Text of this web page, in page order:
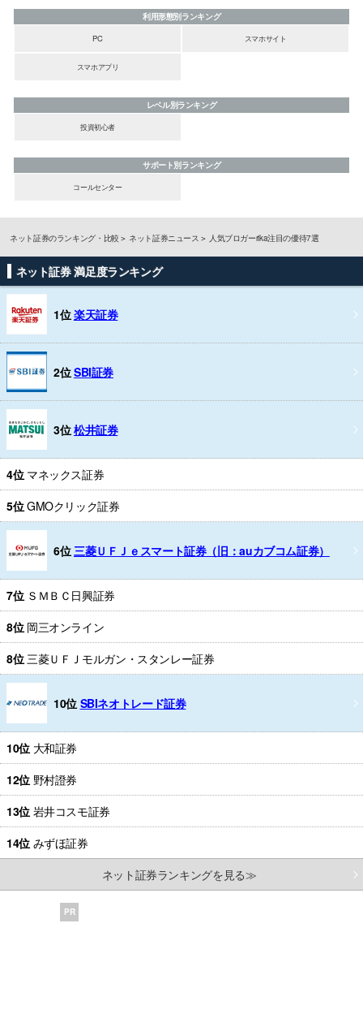
利用形態別ランキング
PC
スマホサイト
スマホアプリ
レベル別ランキング
投資初心者
サポート別ランキング
コールセンター
ネット証券のランキング・比較 ネット証券ニュース 人気ブロガーrika注目の優待7選
ネット証券 満足度ランキング
1位楽天証券
2位SBI証券
3位松井証券
4位 マネックス証券
5位GMOクリック証券
6位 三菱ＵＦＪｅスマート証券（旧：auカブコム証券）
7位 ＳＭＢＣ日興証券
8位 岡三オンライン
8位 三菱ＵＦＪモルガン・スタンレー証券
10位 SBIネオトレード証券
10位 大和証券
12位 野村證券
13位 岩井コスモ証券
14位 みずほ証券
ネット証券ランキングを見る≫
PR